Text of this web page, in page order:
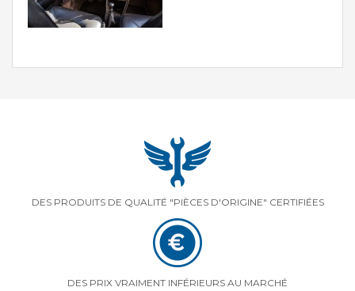
DES PRODUITS DE QUALITÉ "PIÈCES D'ORIGINE" CERTIFIÉES
DES PRIX VRAIMENT INFÉRIEURS AU MARCHÉ